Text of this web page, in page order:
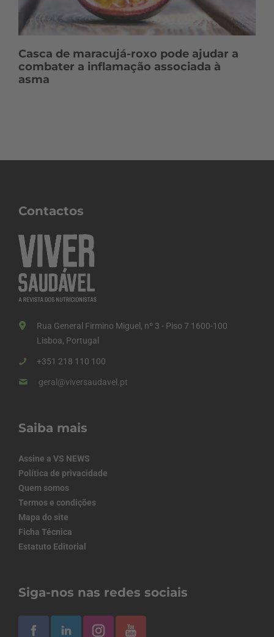
Casca de maracujá-roxo pode ajudar a
combater a inflamação associada à
asma
Contactos
Rua General Firmino Miguel, nº 3 - Piso 7 1600-100
Lisboa, Portugal
+351 218 110 100
geral@viversaudavel.pt
Saiba mais
Assine a VS NEWS
Política de privacidade
Quem somos
Termos e condições
Mapa do site
Ficha Técnica
Estatuto Editorial
Siga-nos nas redes sociais